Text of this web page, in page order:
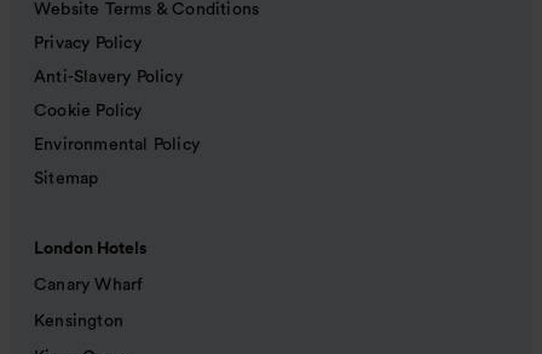
Website Terms & Conditions
Privacy Policy
Anti-Slavery Policy
Cookie Policy
Environmental Policy
Sitemap
London Hotels
Canary Wharf
Kensington